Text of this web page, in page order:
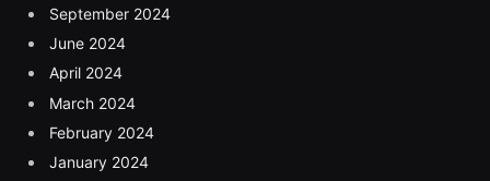
September 2024
June 2024
April 2024
March 2024
February 2024
January 2024